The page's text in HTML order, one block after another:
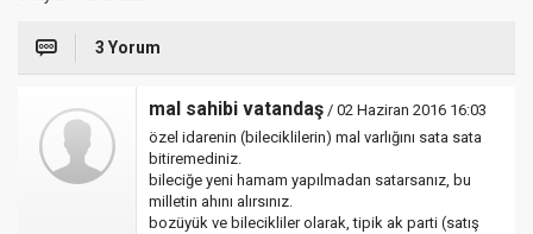
3 Yorum
mal sahibi vatandaş / 02 Haziran 2016 16:03
özel idarenin (bileciklilerin) mal varlığını sata sata
bitiremediniz.
bileciğe yeni hamam yapılmadan satarsanız, bu
milletin ahını alırsınız.
bozüyük ve bilecikliler olarak, tipik ak parti (satış